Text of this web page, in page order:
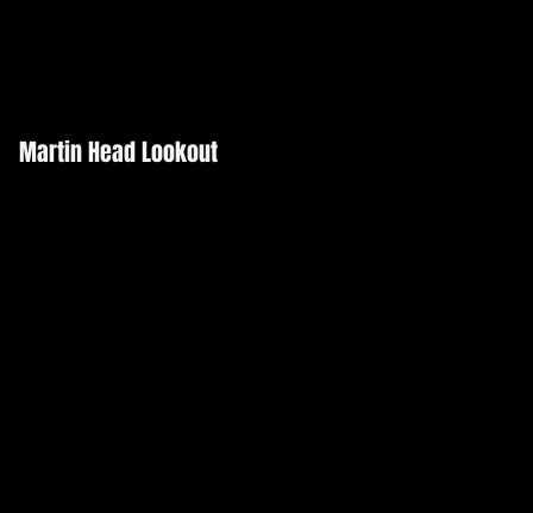
Martin Head Lookout